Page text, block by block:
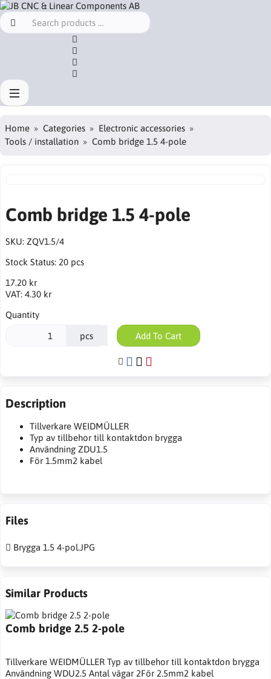
Home Categories
Electronic accessories
Tools / installation
Comb bridge 1.5 4-pole
Comb bridge 1.5 4-pole
SKU: ZQV1.5/4
Stock Status: 20 pcs
17.20 kr
VAT: 4.30 kr
Quantity
pcs Add To Cart
Description
Tillverkare WEIDMÜLLER
Typ av tillbehor till kontaktdon brygga
Användning ZDU1.5
För 1.5mm2 kabel
Files
Brygga 1.5 4-pol.JPG
Similar Products
Comb bridge 2.5 2-pole
Tillverkare WEIDMÜLLER Typ av tillbehor till kontaktdon brygga
Användning WDU2.5 Antal vägar 2För 2.5mm2 kabel